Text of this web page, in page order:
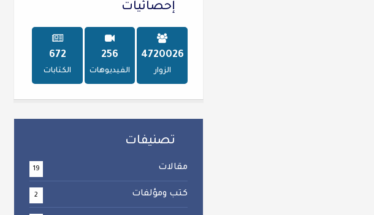
إحصائيات
5221268
الزوار
284
الفيديوهات
747
الكتابات
تصنيفات
مقالات 19
كتب ومؤلفات 2